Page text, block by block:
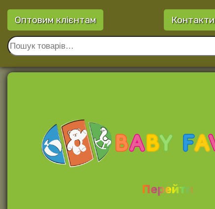
Оптовим клієнтам Контакти
Перейти